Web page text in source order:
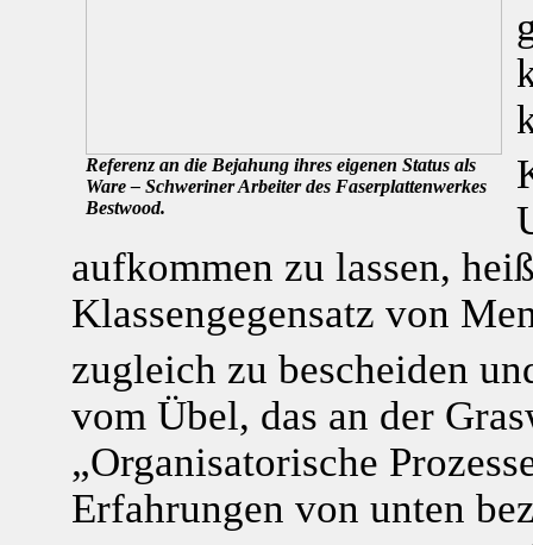
Referenz an die Bejahung ihres eigenen Status als
Ware – Schweriner Arbeiter des Faserplattenwerkes
Bestwood.
aufkommen zu lassen,
Klassengegensatz von
zugleich zu bescheiden
vom Übel, das an der
„Organisatorische
Erfahrungen von unten